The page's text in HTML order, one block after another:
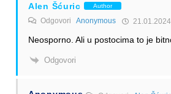
Alen Šćuric Author
Odgovori Anonymous
Neosporno. Ali u postocima to je
Odgovori